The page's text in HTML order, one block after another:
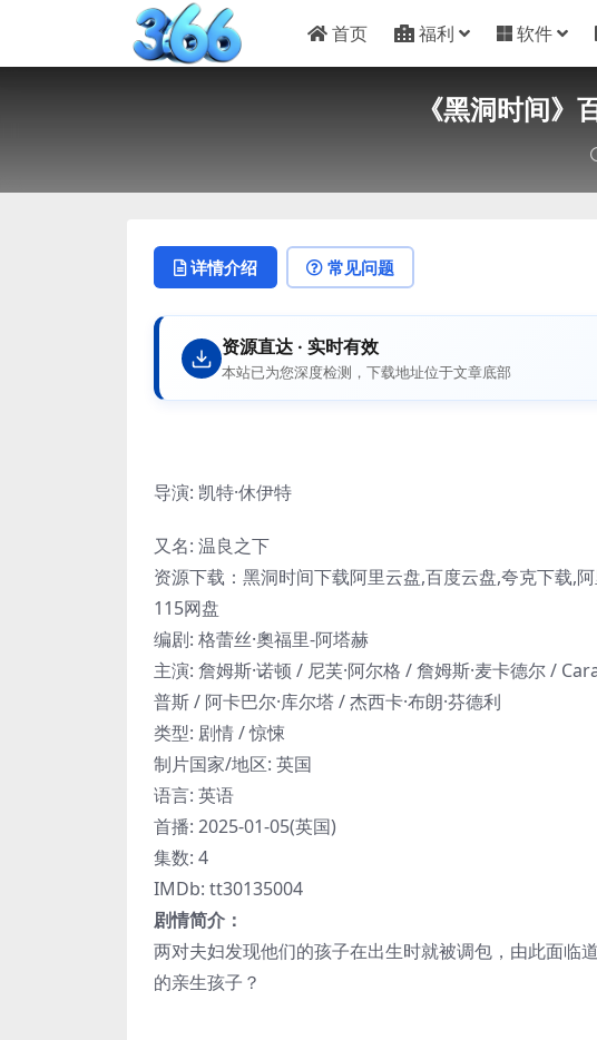
首页 福利 软件
《黑洞时间
详情介绍 常见问题
资源直达 · 实时有效
本站已为您深度检测，下载地址位于文章底部
导演: 凯特·休伊特
又名: 温良之下
资源下载：黑洞时间下载阿里云盘,百度云盘,夸克下载,
115网盘
编剧: 格蕾丝·奧福里-阿塔赫
主演: 詹姆斯·诺顿 / 尼芙·阿尔格 / 詹姆斯·麦卡德尔 /
普斯 / 阿卡巴尔·库尔塔 / 杰西卡·布朗·芬德利
类型: 剧情 / 惊悚
制片国家/地区: 英国
语言: 英语
首播: 2025-01-05(英国)
集数: 4
IMDb: tt30135004
剧情简介：
两对夫妇发现他们的孩子在出生时就被调包，由此面临
的亲生孩子？